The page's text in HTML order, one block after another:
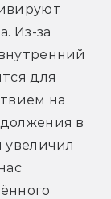
Из-за
для
на
в
увеличил